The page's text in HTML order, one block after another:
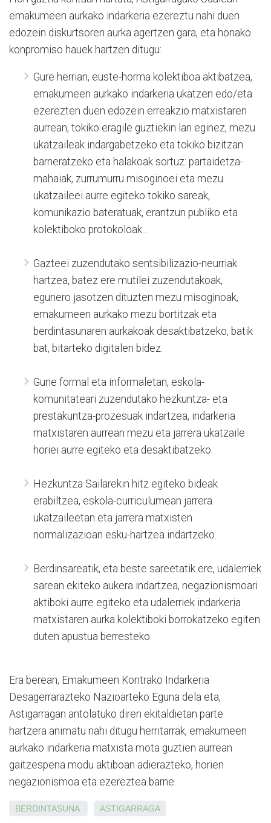
emakumeen aurkako indarkeria ezereztu nahi duen
edozein diskurtsoren aurka agertzen gara, eta honako
konpromiso hauek hartzen ditugu:
Gure herrian, euste-horma kolektiboa aktibatzea,
emakumeen aurkako indarkeria ukatzen edo/eta
ezerezten duen edozein erreakzio matxistaren
aurrean, tokiko eragile guztiekin lan eginez, mezu
ukatzaileak indargabetzeko eta tokiko bizitzan
barneratzeko eta halakoak sortuz: partaidetza-
mahaiak, zurrumurru misoginoei eta mezu
ukatzaileei aurre egiteko tokiko sareak,
komunikazio bateratuak, erantzun publiko eta
kolektiboko protokoloak...
Gazteei zuzendutako sentsibilizazio-neurriak
hartzea, batez ere mutilei zuzendutakoak,
egunero jasotzen dituzten mezu misoginoak,
emakumeen aurkako mezu bortitzak eta
berdintasunaren aurkakoak desaktibatzeko, batik
bat, bitarteko digitalen bidez.
Gune formal eta informaletan, eskola-
komunitateari zuzendutako hezkuntza- eta
prestakuntza-prozesuak indartzea, indarkeria
matxistaren aurrean mezu eta jarrera ukatzaile
horiei aurre egiteko eta desaktibatzeko.
Hezkuntza Sailarekin hitz egiteko bideak
erabiltzea, eskola-curriculumean jarrera
ukatzaileetan eta jarrera matxisten
normalizazioan esku-hartzea indartzeko.
Berdinsareatik, eta beste sareetatik ere, udalerriek
sarean ekiteko aukera indartzea, negazionismoari
aktiboki aurre egiteko eta udalerriek indarkeria
matxistaren aurka kolektiboki borrokatzeko egiten
duten apustua berresteko.
Era berean, Emakumeen Kontrako Indarkeria
Desagerrarazteko Nazioarteko Eguna dela eta,
Astigarragan antolatuko diren ekitaldietan parte
hartzera animatu nahi ditugu herritarrak, emakumeen
aurkako indarkeria matxista mota guztien aurrean
gaitzespena modu aktiboan adierazteko, horien
negazionismoa eta ezereztea barne.
BERDINTASUNA ASTIGARRAGA